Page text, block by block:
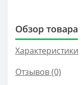
Обзор товара
Характеристики
Отзывов (0)